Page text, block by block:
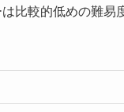
比較的低めの難